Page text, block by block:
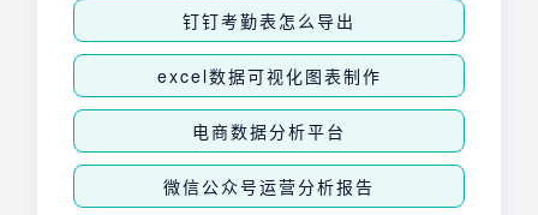
钉钉考勤表怎么导出
excel数据可视化图表制作
电商数据分析平台
微信公众号运营分析报告